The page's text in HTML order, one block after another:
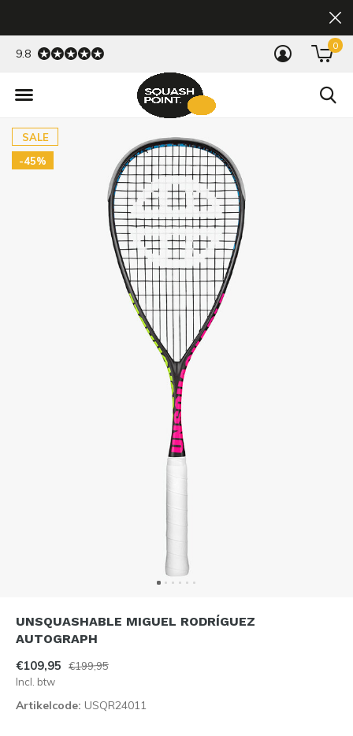
0
9.8
SALE
-45%
UNSQUASHABLE MIGUEL RODRÍGUEZ
AUTOGRAPH
€109,95
€199,95
Incl. btw
Artikelcode: USQR24011